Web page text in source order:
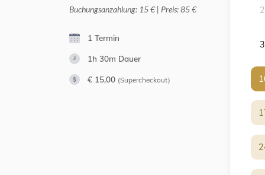
Buchungsanzahlung: 15 € | Preis: 85 €
1 Termin
1h 30m Dauer
€ 15,00 (Supercheckout)
3